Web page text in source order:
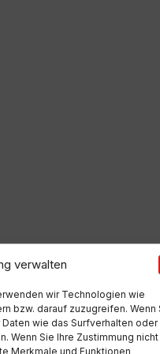
verwalten
wir Technologien wie
bzw. darauf zuzugreifen. Wenn
wie das Surfverhalten oder
Wenn Sie Ihre Zustimmung nicht
Merkmale und Funktionen